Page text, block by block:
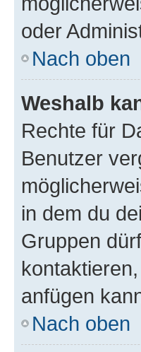
oder
Nach oben
Weshalb
Rechte für
Benutzer
in dem du
Gruppen
anfügen
Nach oben